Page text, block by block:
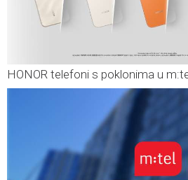
HONOR telefoni s poklonima u